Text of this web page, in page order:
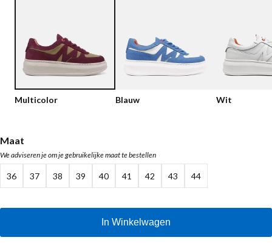
Sandalen
Loafers
Bikerboots
Enkellaarsjes met rits
Chelseaboots
Multicolor Blauw Wit
Maat
We adviseren je om je gebruikelijke maat te bestellen
36 37 38 39 40 41 42 43 44
In Winkelwagen